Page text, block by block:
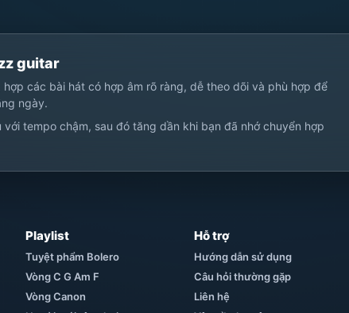
guitar
hợp các bài hát có hợp âm rõ ràng, dễ theo dõi và phù hợp để
ngày.
với tempo chậm, sau đó tăng dần khi bạn đã nhớ chuyển hợp
Playlist
Tuyệt phẩm Bolero
Vòng C G Am F
Vòng Canon
Hỗ trợ
Hướng dẫn sử dụng
Câu hỏi thường gặp
Liên hệ